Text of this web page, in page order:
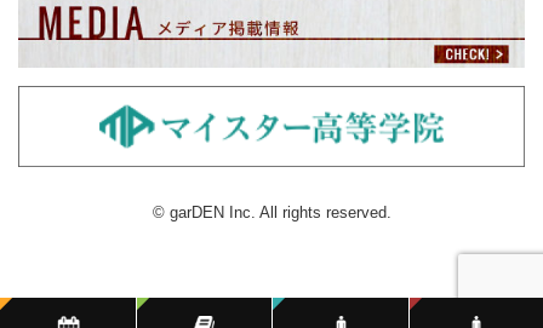
© garDEN Inc. All rights reserved.